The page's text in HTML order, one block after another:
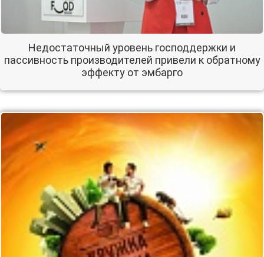
Недостаточный уровень господдержки и
пассивность производителей привели к обратному
эффекту от эмбарго